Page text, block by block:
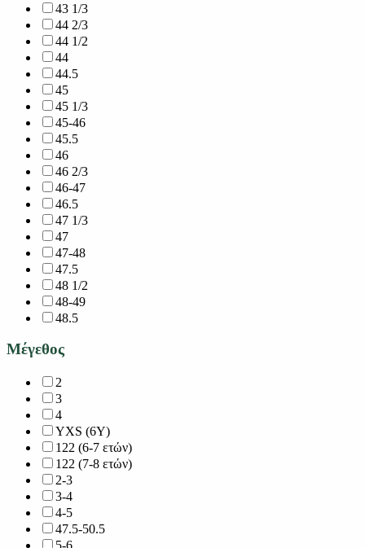
43 1/3
44 2/3
44 1/2
44
44.5
45
45 1/3
45-46
45.5
46
46 2/3
46-47
46.5
47 1/3
47
47-48
47.5
48 1/2
48-49
48.5
Μέγεθος
2
3
4
YXS (6Y)
122 (6-7 ετών)
122 (7-8 ετών)
2-3
3-4
4-5
47.5-50.5
5-6